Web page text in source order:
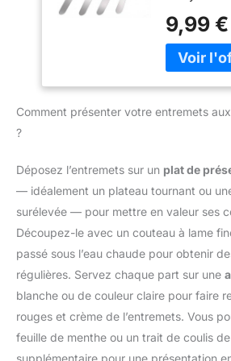
monde
dure plus
Lame rigide
offrant un
pour étaler,
soulever
adapté au
poignée
tient
bon
décoration
des
et facile à
Utilisable
cupcakes:
comprend
coudées
inoxydable
glaçage et
toutes les
gâteaux et
Design
contrôle
coudée
de chaque
une
décorer et
9,99 €
Comment présenter votre entremets
?
Déposez l’entremets sur un plat de
— idéalement un plateau tournant ou
surélevée — pour mettre en valeur ses
Découpez-le avec un couteau à lame
passé sous l’eau chaude pour obtenir
régulières. Servez chaque part sur une
blanche ou de couleur claire pour faire
rouges et crème de l’entremets. Vous
feuille de menthe ou un trait de coulis